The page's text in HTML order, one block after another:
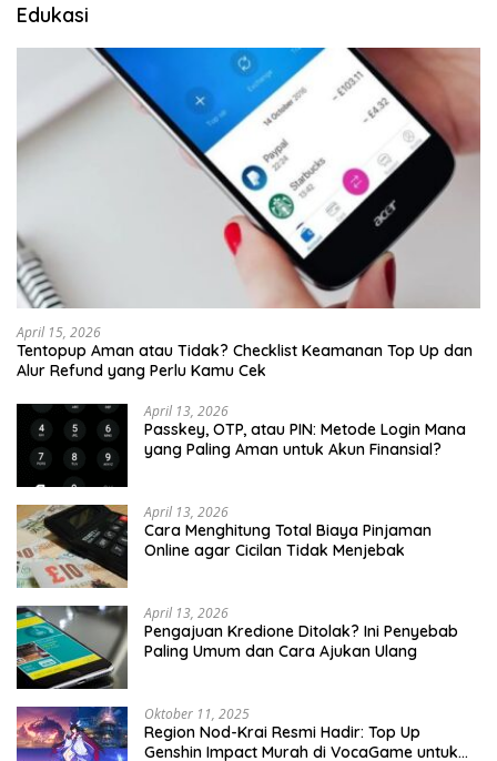
Edukasi
April 15, 2026
Tentopup Aman atau Tidak? Checklist Keamanan Top Up dan
Alur Refund yang Perlu Kamu Cek
April 13, 2026
Passkey, OTP, atau PIN: Metode Login Mana
yang Paling Aman untuk Akun Finansial?
April 13, 2026
Cara Menghitung Total Biaya Pinjaman
Online agar Cicilan Tidak Menjebak
April 13, 2026
Pengajuan Kredione Ditolak? Ini Penyebab
Paling Umum dan Cara Ajukan Ulang
Oktober 11, 2025
Region Nod-Krai Resmi Hadir: Top Up
Genshin Impact Murah di VocaGame untuk